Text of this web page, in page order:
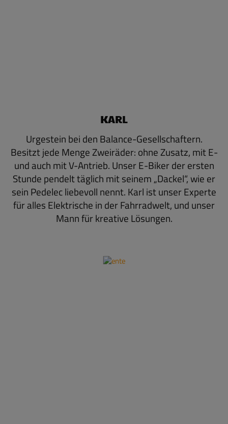
KARL
Urgestein bei den Balance-Gesellschaftern.
Besitzt jede Menge Zweiräder: ohne Zusatz, mit E-
und auch mit V-Antrieb. Unser E-Biker der ersten
Stunde pendelt täglich mit seinem „Dackel“, wie er
sein Pedelec liebevoll nennt. Karl ist unser Experte
für alles Elektrische in der Fahrradwelt, und unser
Mann für kreative Lösungen.